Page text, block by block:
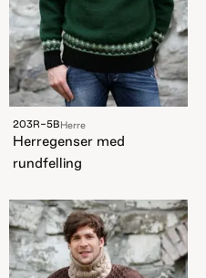
203R-5BHerre
Herregenser med
rundfelling